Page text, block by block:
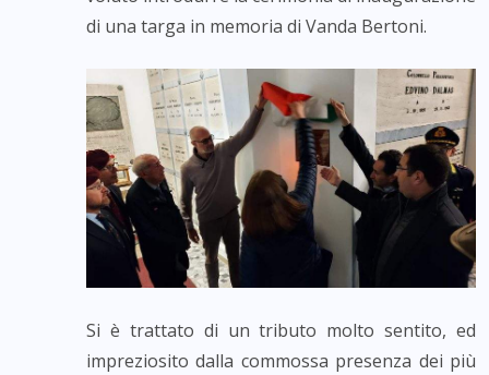
di una targa in memoria di Vanda Bertoni.
Si è trattato di un tributo molto sentito, ed
impreziosito dalla commossa presenza dei più